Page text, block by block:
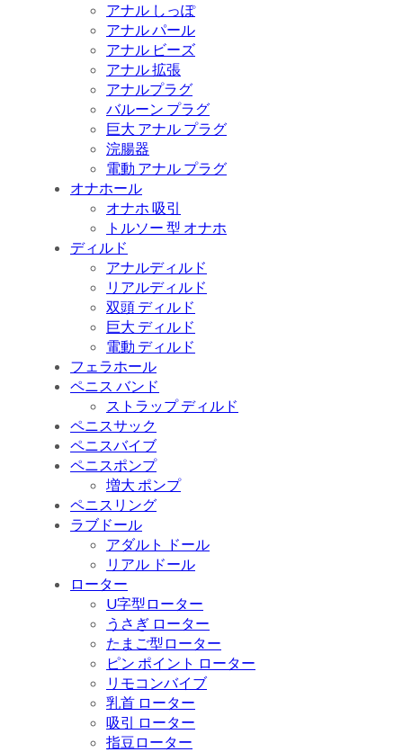
アナル しっぽ
アナル パール
アナル ビーズ
アナル 拡張
アナルプラグ
バルーン プラグ
巨大 アナル プラグ
浣腸器
電動 アナル プラグ
オナホール
オナホ 吸引
トルソー 型 オナホ
ディルド
アナルディルド
リアルディルド
双頭 ディルド
巨大 ディルド
電動 ディルド
フェラホール
ペニス バンド
ストラップ ディルド
ペニスサック
ペニスバイブ
ペニスポンプ
増大 ポンプ
ペニスリング
ラブドール
アダルト ドール
リアル ドール
ローター
U字型ローター
うさぎ ローター
たまご型ローター
ピン ポイント ローター
リモコンバイブ
乳首 ローター
吸引 ローター
指豆ローター